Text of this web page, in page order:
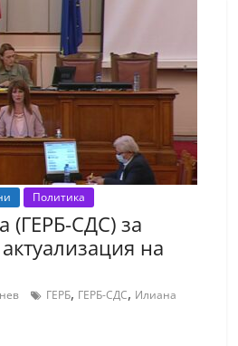
Политика
(ГЕРБ-СДС) за
на
ГЕРБ, ГЕРБ-СДС, Илиана